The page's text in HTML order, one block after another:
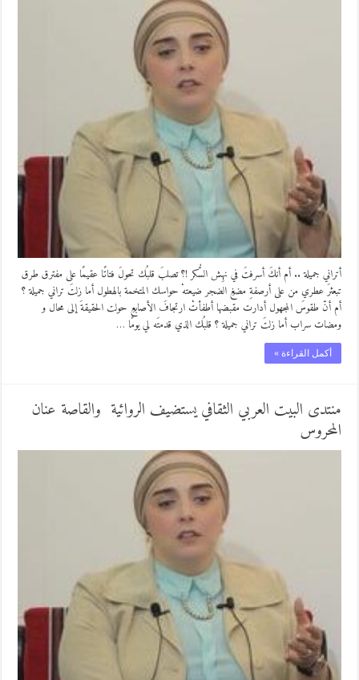
أتراني جميلة .. أم أنكَ أسرفتَ في نهِش السُّكر !؟ تصلبَ قلبُك تحولَ فتاتًا عقيمًا على مفترق طرق
تبعثرَ عطري من على أرصفةِ مضغِ الضجر ضيعتهْ حواسك المتخمة بالهطول أما زلتَ تراني جميلة ؟
أم أنّ طقوسَ المجهول أدارت مقبضها أطفأتْ ارتجافَ الأصابعِ حولت الحقيقةَ إلى محال و
ومضات سراب أما زلتَ تراني جميلة ؟ قلبُك الذي قدمتَه لي يومًا …
أكمل القراءة »
منتدى البيت العربي الثقافي يستضيف الروائية والقاصة عنان
المحروس